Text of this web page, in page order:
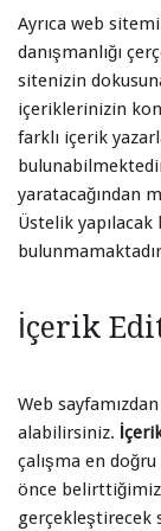
Ayrıca web
danışmanlığı
sitenizin
içeriklerinizin
farklı içerik
yaratacağından
Üstelik
bulunmamaktadır
İçerik
Web
alabilirsiniz.
çalışma en doğru
önce
gerçekleştirecek